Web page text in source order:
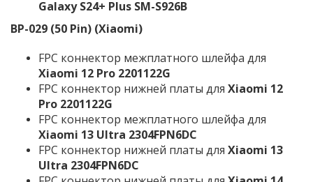
Galaxy S24+ Plus SM-S926B
BP-029 (50 Pin) (Xiaomi)
FPC коннектор межплатного шлейфа для
Xiaomi 12 Pro 2201122G
FPC коннектор нижней платы для Xiaomi 12
Pro 2201122G
FPC коннектор межплатного шлейфа для
Xiaomi 13 Ultra 2304FPN6DC
FPC коннектор нижней платы для Xiaomi 13
Ultra 2304FPN6DC